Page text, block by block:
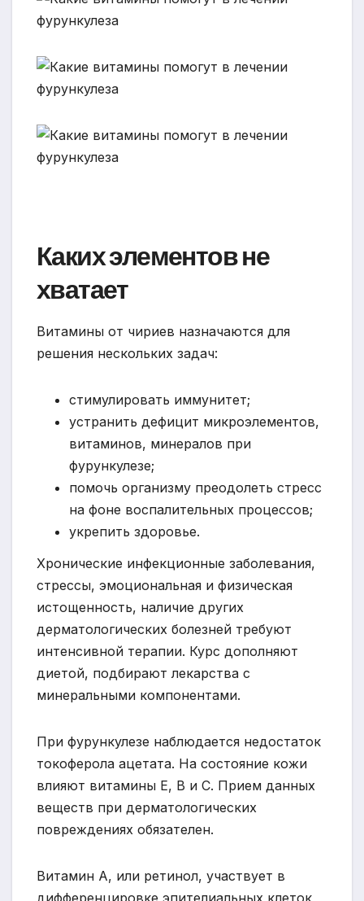
Каких элементов не
хватает
Витамины от чириев назначаются для
решения нескольких задач:
стимулировать иммунитет;
устранить дефицит микроэлементов,
витаминов, минералов при
фурункулезе;
помочь организму преодолеть стресс
на фоне воспалительных процессов;
укрепить здоровье.
Хронические инфекционные заболевания,
стрессы, эмоциональная и физическая
истощенность, наличие других
дерматологических болезней требуют
интенсивной терапии. Курс дополняют
диетой, подбирают лекарства с
минеральными компонентами.
При фурункулезе наблюдается недостаток
токоферола ацетата. На состояние кожи
влияют витамины Е, В и С. Прием данных
веществ при дерматологических
повреждениях обязателен.
Витамин А, или ретинол, участвует в